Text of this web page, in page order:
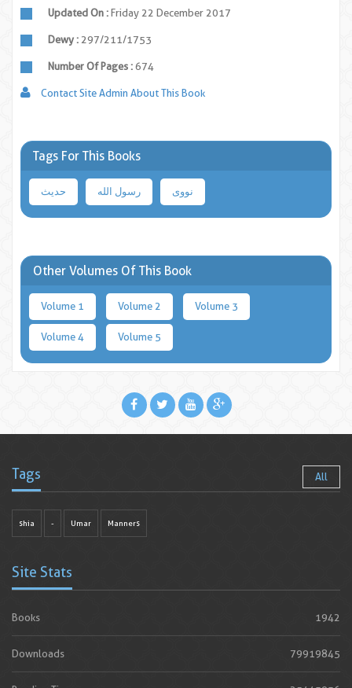
Updated On : Friday 22 December 2017
Dewy : 297/211/1753
Number Of Pages : 674
Contact Site Admin About This Book
Tags For This Books
حدیث رسول الله نووی
Other Volumes Of This Book
Volume 1 Volume 2 Volume 3
Volume 4 Volume 5
Tags All
shia - Umar Manners
Site Stats
Books 1942
Downloads 79919845